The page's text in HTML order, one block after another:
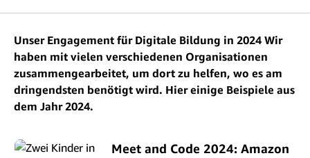
Unser Engagement für Digitale Bildung in 2024 Wir
haben mit vielen verschiedenen Organisationen
zusammengearbeitet, um dort zu helfen, wo es am
dringendsten benötigt wird. Hier einige Beispiele aus
dem Jahr 2024.
Meet and Code 2024: Amazon